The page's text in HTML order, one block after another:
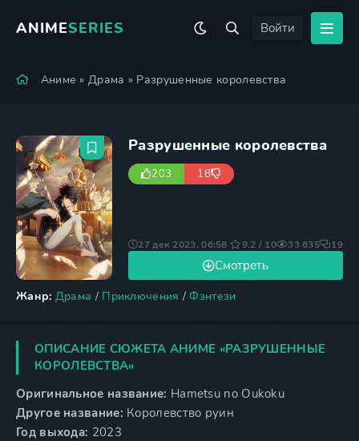
ANIMESERIES Войти
Аниме »Драма » Разрушенные королевства
Разрушенные королевства
203 18
Жанр: Драма / Приключения / Фэнтези
Смотреть
27 дек 2023, 06:58 9.2 / 10 33 635 19
ОПИСАНИЕ СЮЖЕТА АНИМЕ «РАЗРУШЕННЫЕ
КОРОЛЕВСТВА»
Оригинальное название: Hametsu no Oukoku
Другое название: Королевство руин
Год выхода: 2023